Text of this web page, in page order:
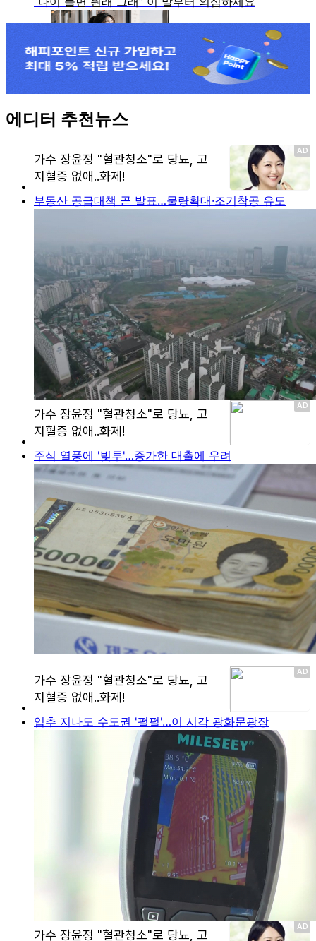
에디터 추천뉴스
부동산 공급대책 곧 발표…물량확대·조기착공 유도
주식 열풍에 '빚투'…증가한 대출에 우려
입추 지나도 수도권 '펄펄'…이 시각 광화문광장